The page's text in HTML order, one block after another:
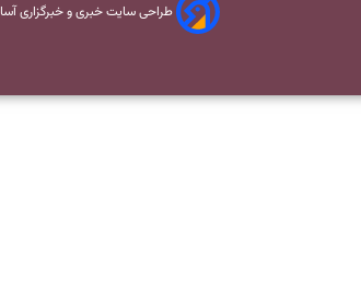
طراحی سایت خبری و خبرگزاری